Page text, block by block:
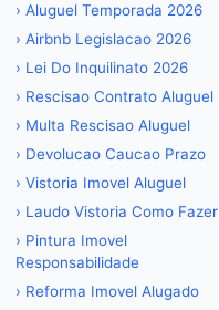
› Aluguel Temporada 2026
› Airbnb Legislacao 2026
› Lei Do Inquilinato 2026
› Rescisao Contrato Aluguel
› Multa Rescisao Aluguel
› Devolucao Caucao Prazo
› Vistoria Imovel Aluguel
› Laudo Vistoria Como Fazer
› Pintura Imovel
Responsabilidade
› Reforma Imovel Alugado